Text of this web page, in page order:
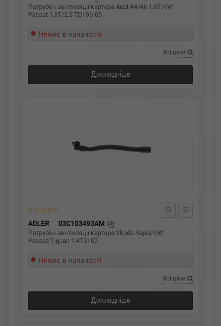
Патрубок вентиляції картера Audi A4/A6 1.8T/VW
Passat 1.8T/2.5 TDI 96-05
Немає в наявності
Всі ціни
Докладніше
ADLER 03C103493AM
Патрубок вентиляції картера Skoda Rapid/VW
Passat/Tiguan 1.4TSI 07-
Немає в наявності
Всі ціни
Докладніше